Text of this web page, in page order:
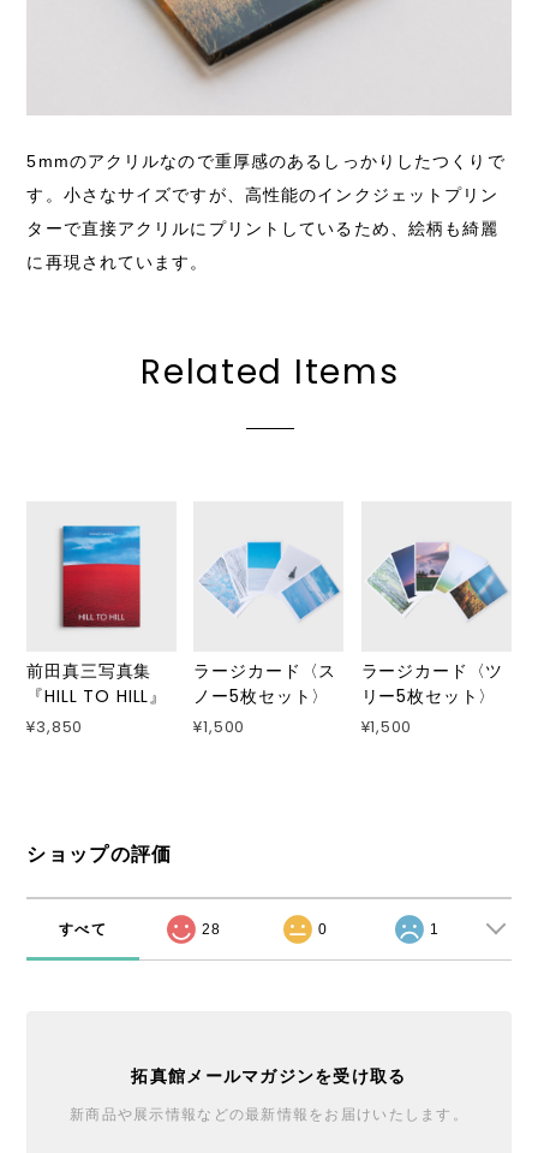
5mmのアクリルなので重厚感のあるしっかりしたつくりで
す。小さなサイズですが、高性能のインクジェットプリン
ターで直接アクリルにプリントしているため、絵柄も綺麗
に再現されています。
Related Items
前田真三写真集
『HILL TO HILL』
¥3,850
ラージカード〈ス
ノー5枚セット〉
¥1,500
ラージカード〈ツ
リー5枚セット〉
¥1,500
ショップの評価
すべて 28 0 1
拓真館メールマガジンを受け取る
新商品や展示情報などの最新情報をお届けいたします。